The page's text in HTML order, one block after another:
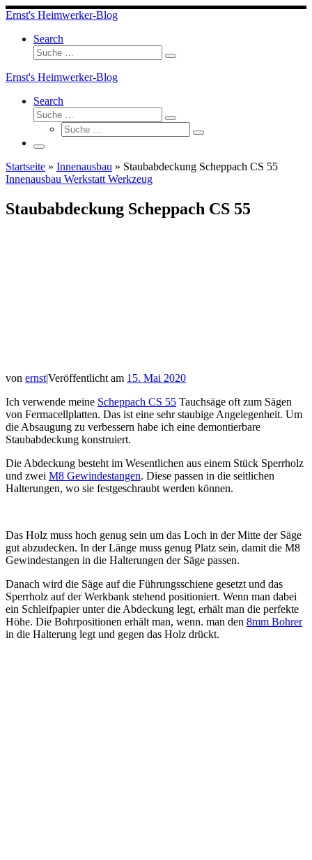
Skip
to
content
Ernst's Heimwerker-Blog
Search
Suche
Suche
Ernst's Heimwerker-Blog
Search
Suche
Suche
Suche
Suche
Menü
Startseite » Innenausbau » Staubabdeckung Scheppach CS 55
Innenausbau Werkstatt Werkzeug
Staubabdeckung Scheppach CS 55
von ernst|Veröffentlicht am 15. Mai 2020
Ich verwende meine Scheppach CS 55 Tauchsäge oft zum Sägen
von Fermacellplatten. Das ist eine sehr staubige Angelegenheit. Um
die Absaugung zu verbessern habe ich eine demontierbare
Staubabdeckung konstruiert.
Die Abdeckung besteht im Wesentlichen aus einem Stück Sperrholz
und zwei M8 Gewindestangen. Diese passen in die seitlichen
Halterungen, wo sie festgeschraubt werden können.
Das Holz muss hoch genug sein um das Loch in der Mitte der Säge
gut abzudecken. In der Länge muss genug Platz sein, damit die M8
Gewindestangen in die Halterungen der Säge passen.
Danach wird die Säge auf die Führungsschiene gesetzt und das
Sperrholz auf der Werkbank stehend positioniert. Wenn man dabei
ein Schleifpapier unter die Abdeckung legt, erhält man die perfekte
Höhe. Die Bohrpositionen erhält man, wenn. man den 8mm Bohrer
in die Halterung legt und gegen das Holz drückt.